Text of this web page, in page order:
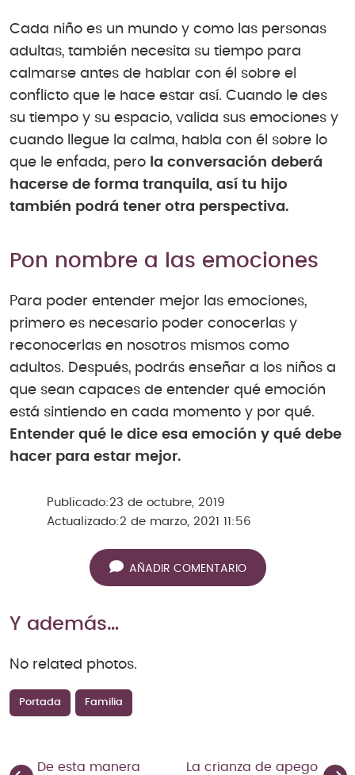
Cada niño es un mundo y como las personas
adultas, también necesita su tiempo para
calmarse antes de hablar con él sobre el
conflicto que le hace estar así. Cuando le des
su tiempo y su espacio, valida sus emociones y
cuando llegue la calma, habla con él sobre lo
que le enfada, pero la conversación deberá
hacerse de forma tranquila, así tu hijo
también podrá tener otra perspectiva.
Pon nombre a las emociones
Para poder entender mejor las emociones,
primero es necesario poder conocerlas y
reconocerlas en nosotros mismos como
adultos. Después, podrás enseñar a los niños a
que sean capaces de entender qué emoción
está sintiendo en cada momento y por qué.
Entender qué le dice esa emoción y qué debe
hacer para estar mejor.
Publicado:23 de octubre, 2019
Actualizado:2 de marzo, 2021 11:56
AÑADIR COMENTARIO
Y además…
No related photos.
Portada Familia
De esta manera
La crianza de apego